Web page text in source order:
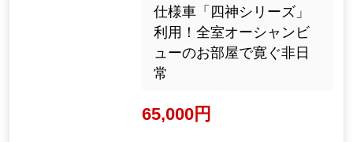
仕様車「四神シリーズ」
利用！全室オーシャンビ
ューのお部屋で寛ぐ非日
常
65,000円